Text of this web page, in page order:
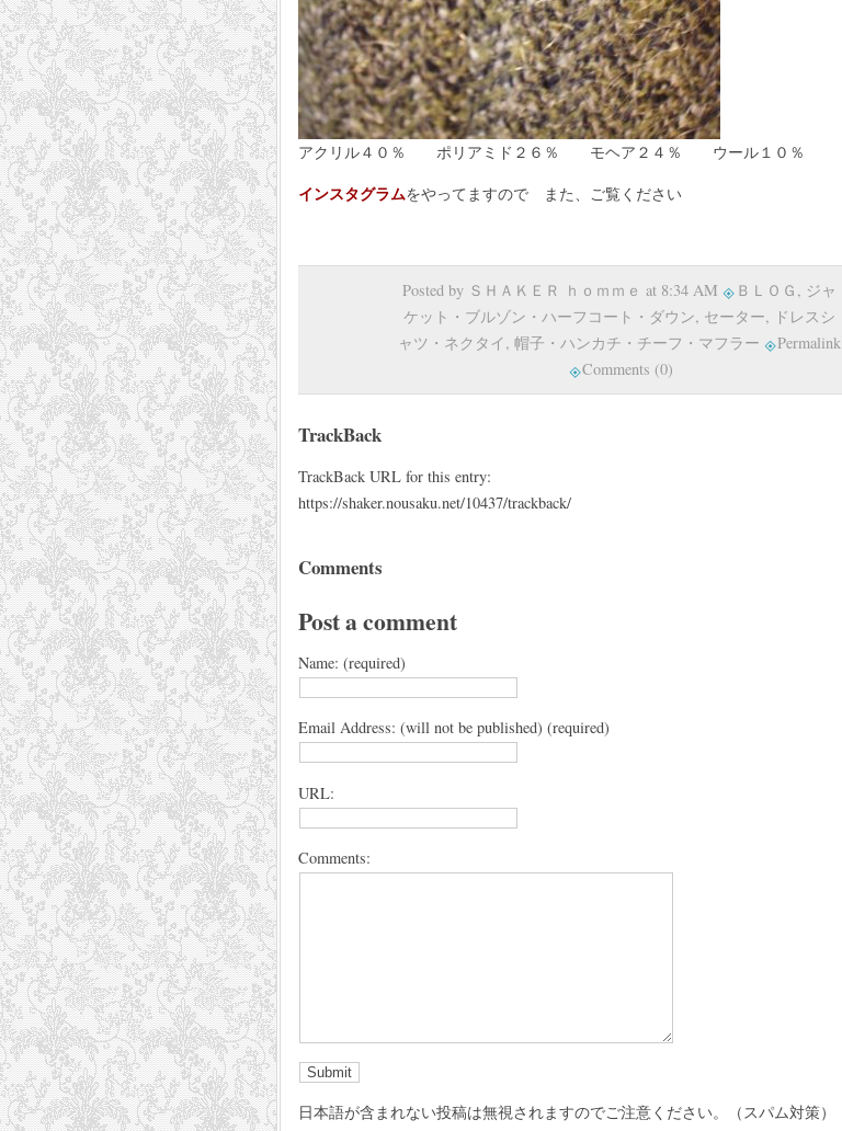
アクリル４０％ ポリアミド２６％ モヘア２４％ ウール１０％
インスタグラムをやってますので また、ご覧ください
Posted by ＳＨＡＫＥＲ ｈｏｍｍｅ at 8:34 AM ＢＬＯＧ , ジャ
ケット・ブルゾン・ハーフコート・ダウン, セーター, ドレスシ
ャツ・ネクタイ, 帽子・ハンカチ・チーフ・マフラー
Permalink
Comments (0)
TrackBack
TrackBack URL for this entry:
https://shaker.nousaku.net/10437/trackback/
Comments
Post a comment
Name: (required)
Email Address: (will not be published) (required)
URL:
Comments:
日本語が含まれない投稿は無視されますのでご注意ください。（スパム対策）